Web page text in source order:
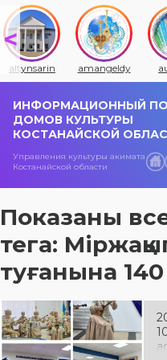
altynsarin amangeldy
ИНФОРМАЦИОННЫЙ
ДОМОВ КУЛЬТУРЫ
КОСТАНАЙСКОЙ
Управления культуры акимата
Костанайской области
Показаны
тега:
туғанына